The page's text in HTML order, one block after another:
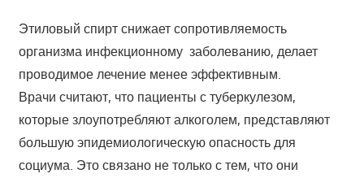
Этиловый спирт снижает сопротивляемость
организма инфекционному заболеванию, делает
проводимое лечение менее эффективным.
Врачи считают, что пациенты с туберкулезом,
которые злоупотребляют алкоголем, представляют
большую эпидемиологическую опасность для
социума. Это связано не только с тем, что они